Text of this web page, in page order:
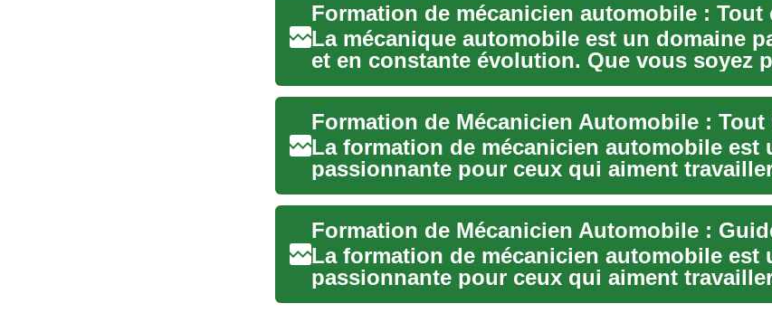
La mécanique automobile est un domaine
et en constante évolution. Que vous soyez
voitures ou...
La formation de mécanicien automobile est
passionnante pour ceux qui aiment
mains et r...
La formation de mécanicien automobile est
passionnante pour ceux qui aiment
mains et r...